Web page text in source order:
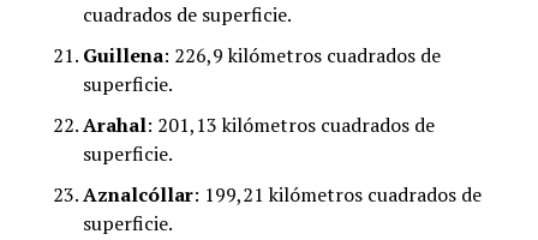
cuadrados de superficie.
Guillena: 226,9 kilómetros cuadrados de
superficie.
Arahal: 201,13 kilómetros cuadrados de
superficie.
Aznalcóllar: 199,21 kilómetros cuadrados de
superficie.